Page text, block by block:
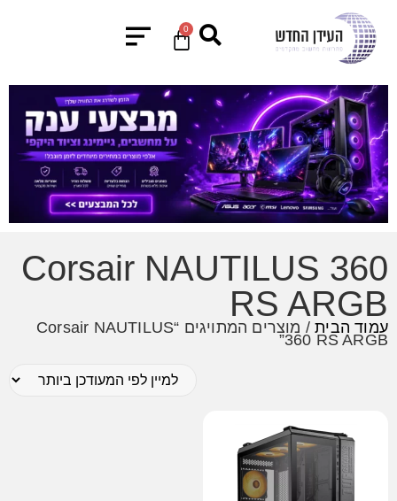
0
Corsair NAUTILUS 360
RS ARGB
עמוד הבית / מוצרים המתויגים “Corsair NAUTILUS
360 RS ARGB”